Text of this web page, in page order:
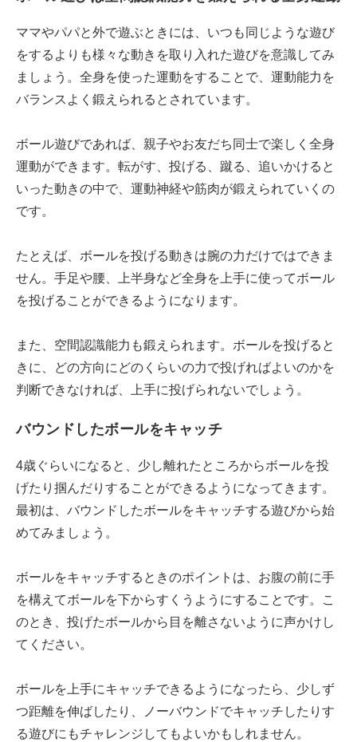
ママやパパと外で遊ぶときには、いつも同じような遊び
をするよりも様々な動きを取り入れた遊びを意識してみ
ましょう。全身を使った運動をすることで、運動能力を
バランスよく鍛えられるとされています。
ボール遊びであれば、親子やお友だち同士で楽しく全身
運動ができます。転がす、投げる、蹴る、追いかけると
いった動きの中で、運動神経や筋肉が鍛えられていくの
です。
たとえば、ボールを投げる動きは腕の力だけではできま
せん。手足や腰、上半身など全身を上手に使ってボール
を投げることができるようになります。
また、空間認識能力も鍛えられます。ボールを投げると
きに、どの方向にどのくらいの力で投げればよいのかを
判断できなければ、上手に投げられないでしょう。
バウンドしたボールをキャッチ
4歳ぐらいになると、少し離れたところからボールを投
げたり掴んだりすることができるようになってきます。
最初は、バウンドしたボールをキャッチする遊びから始
めてみましょう。
ボールをキャッチするときのポイントは、お腹の前に手
を構えてボールを下からすくうようにすることです。こ
のとき、投げたボールから目を離さないように声かけし
てください。
ボールを上手にキャッチできるようになったら、少しず
つ距離を伸ばしたり、ノーバウンドでキャッチしたりす
る遊びにもチャレンジしてもよいかもしれません。